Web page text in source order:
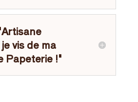
vis de ma
Papeterie !"